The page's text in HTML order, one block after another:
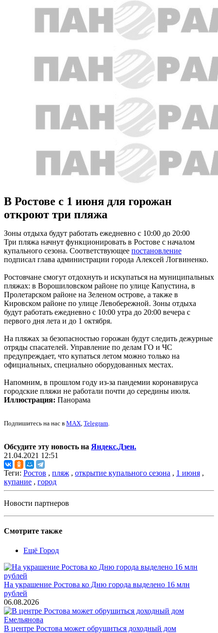
В Ростове с 1 июня для горожан
откроют три пляжа
Зоны отдыха будут работать ежедневно с 10:00 до 20:00
Три пляжа начнут функционировать в Ростове с началом
купального сезона. Соответствующее постановление
подписал глава администрации города Алексей Логвиненко.
Ростовчане смогут отдохнуть и искупаться на муниципальных
пляжах: в Ворошиловском районе по улице Капустина, в
Пролетарском районе на Зеленом острове, а также в
Кировском районе по улице Левобережной. Зоны отдыха
будут работать ежедневно с 10:00 утра до 20:00 вечера с
первого дня лета и до 1 октября.
На пляжах за безопасностью горожан будут следить дежурные
отряды спасателей. Управление по делам ГО и ЧС
предупреждает, что купаться летом можно только на
официальных, специально оборудованных местах.
Напомним, в прошлом году из-за пандемии коронавируса
городские пляжи не работали почти до середины июля.
Иллюстрация: Панорама
Подпишитесь на нас в MAX, Telegram.
Обсудите эту новость на Яндекс.Дзен.
21.04.2021 12:51
Теги: Ростов , пляж , открытие купального сезона , 1 июня ,
купание , город
Новости партнеров
Смотрите также
Ещё Город
На украшение Ростова ко Дню города выделено 16 млн
рублей
06.08.2026
В центре Ростова может обрушиться доходный дом